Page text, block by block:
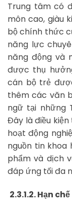
Trung tâm có
môn cao, giàu
bộ chính thức
năng lực
năng động và
được thụ
cán bộ trẻ
thêm các văn
ngữ tại những
Đây là điều
hoạt động
nguồn tin khoa
phẩm và dịch
đáp ứng tối đa
2.3.1.2. Hạn chế